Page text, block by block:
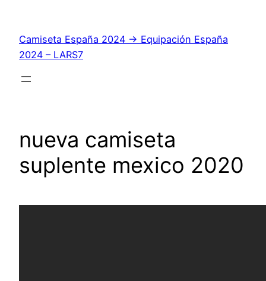
contenido
Camiseta España 2024 → Equipación España
2024 – LARS7
nueva camiseta
suplente mexico 2020